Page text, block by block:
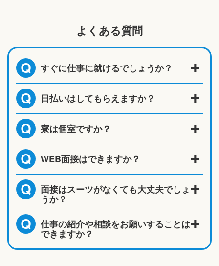
よくある質問
Q すぐに仕事に就けるでしょうか？
Q 日払いはしてもらえますか？
Q 寮は個室ですか？
Q WEB面接はできますか？
Q 面接はスーツがなくても大丈夫でしょ
うか？
Q 仕事の紹介や相談をお願いすることは
できますか？